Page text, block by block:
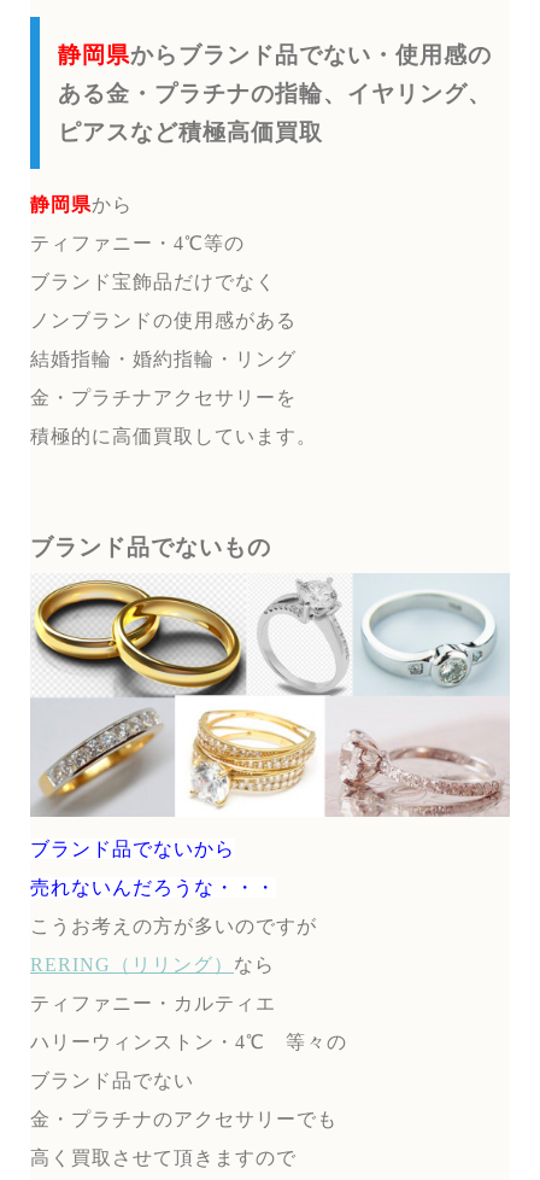
静岡県からブランド品でない・使用感の
ある金・プラチナの指輪、イヤリング、
ピアスなど積極高価買取
静岡県から
ティファニー・4℃等の
ブランド宝飾品だけでなく
ノンブランドの使用感がある
結婚指輪・婚約指輪・リング
金・プラチナアクセサリーを
積極的に高価買取しています。
ブランド品でないもの
ブランド品でないから
売れないんだろうな・・・
こうお考えの方が多いのですが
RERING（リリング） なら
ティファニー・カルティエ
ハリーウィンストン・4℃ 等々の
ブランド品でない
金・プラチナのアクセサリーでも
高く買取させて頂きますので